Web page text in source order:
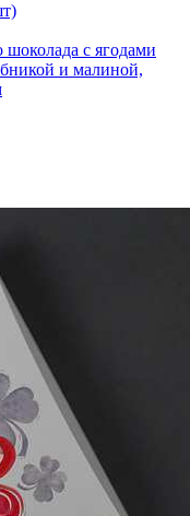
шоколада с ягодами
и малиной,